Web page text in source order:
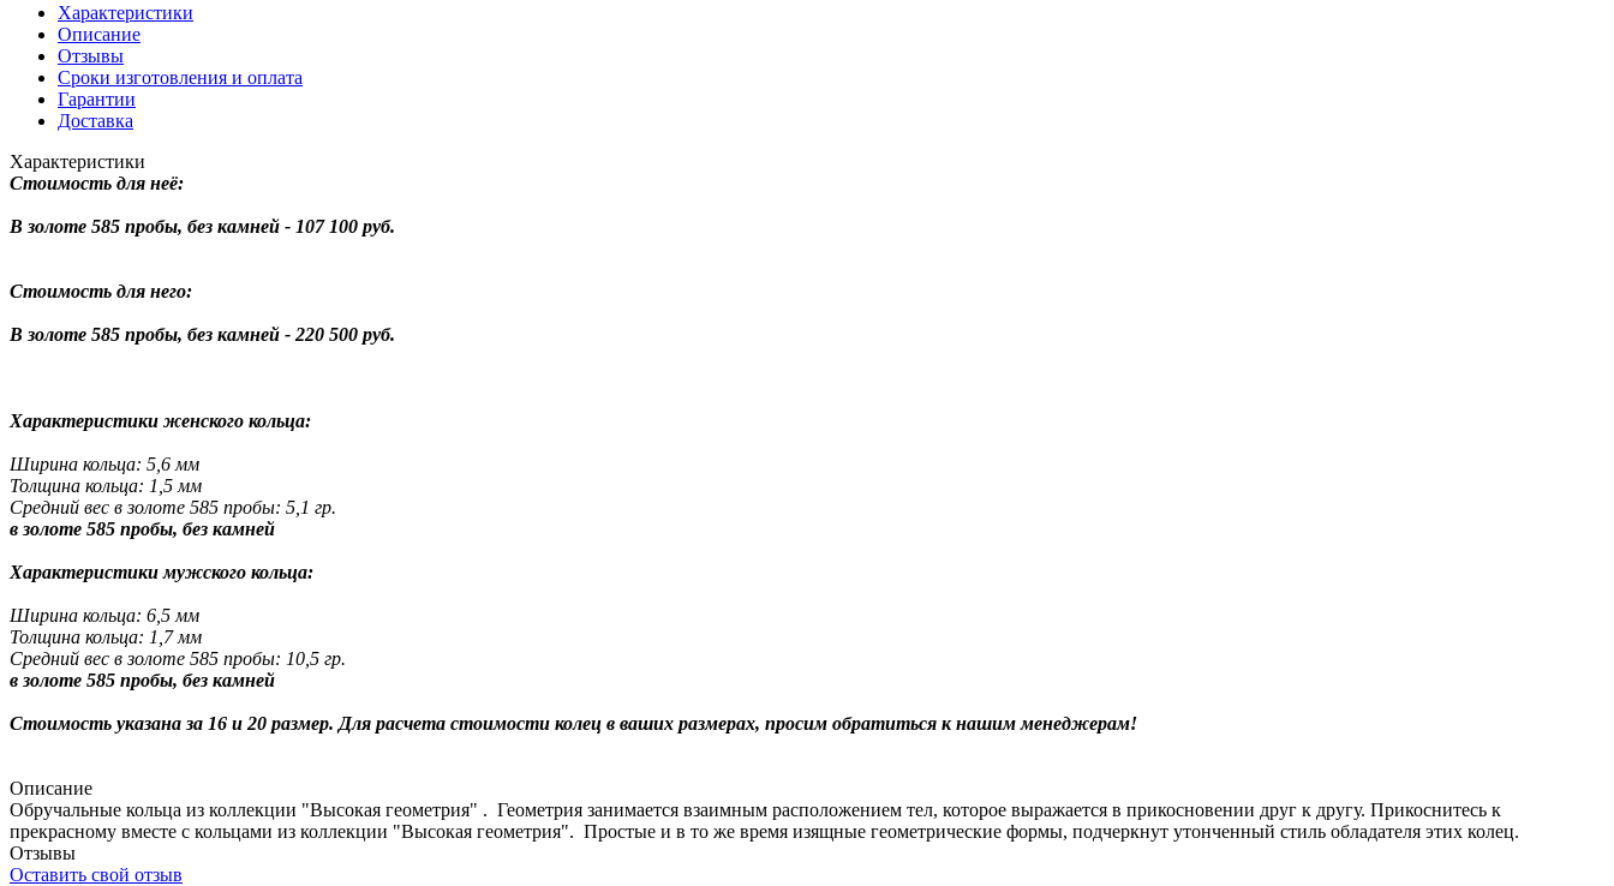
Характеристики
Описание
Отзывы
Сроки изготовления и оплата
Гарантии
Доставка
Характеристики
Стоимость для неё:
В золоте 585 пробы, без камней - 107 100 руб.
Стоимость для него:
В золоте 585 пробы, без камней - 220 500 руб.
Характеристики женского кольца:
Ширина кольца: 5,6 мм
Толщина кольца: 1,5 мм
Средний вес в золоте 585 пробы: 5,1 гр.
в золоте 585 пробы, без камней
Характеристики мужского кольца:
Ширина кольца: 6,5 мм
Толщина кольца: 1,7 мм
Средний вес в золоте 585 пробы: 10,5 гр.
в золоте 585 пробы, без камней
Стоимость указана за 16 и 20 размер. Для расчета стоимости колец в ваших размерах, просим обратиться к нашим менеджерам!
Описание
Обручальные кольца из коллекции "Высокая геометрия" . Геометрия занимается взаимным расположением тел, которое выражается в прикосновении друг к другу. Прикоснитесь к
прекрасному вместе с кольцами из коллекции "Высокая геометрия". Простые и в то же время изящные геометрические формы, подчеркнут утонченный стиль обладателя этих колец.
Отзывы
Оставить свой отзыв